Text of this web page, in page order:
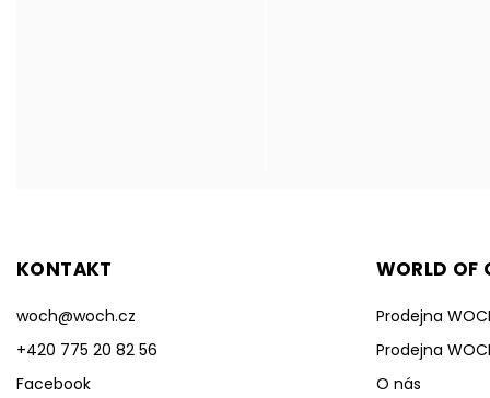
KONTAKT
woch@woch.cz
+420 775 20 82 56
Facebook
WORLD OF
Prodejna
Prodejna
O nás